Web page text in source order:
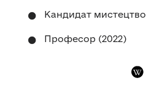
Кандидат
Професор (2022)